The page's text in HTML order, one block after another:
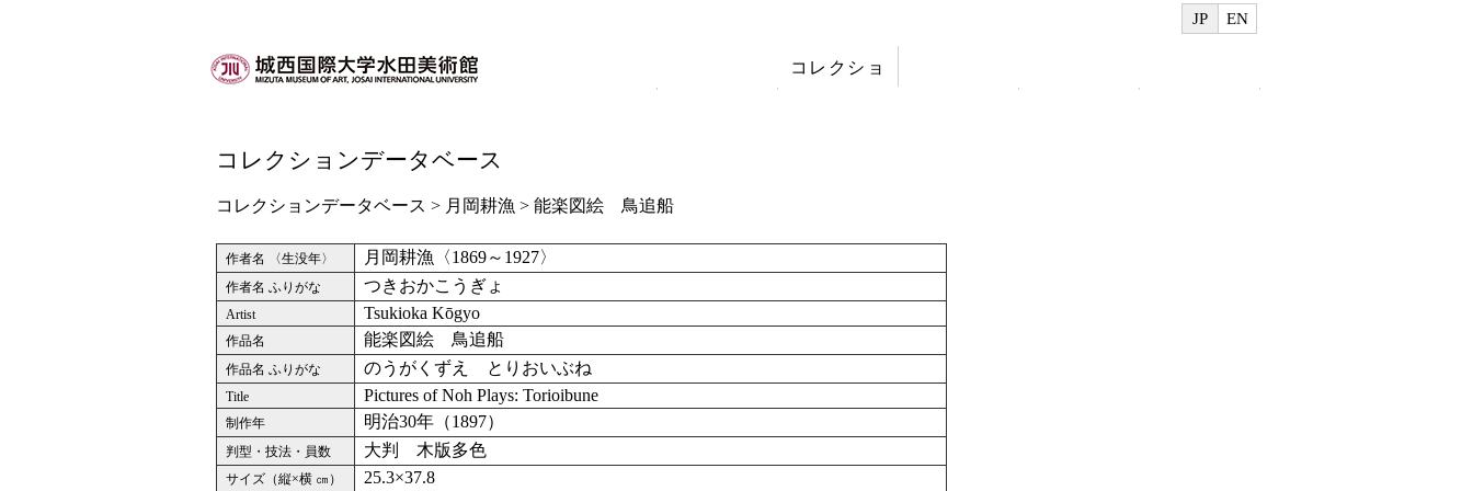
EN
JP
コレクションデータベース
コレクションデータベース > 月岡耕漁 > 能楽図絵 鳥追船
作者名 〈生没年〉 月岡耕漁〈1869～1927〉
作者名 ふりがな つきおかこうぎょ
Artist Tsukioka Kōgyo
作品名 能楽図絵 鳥追船
作品名 ふりがな のうがくずえ とりおいぶね
Title Pictures of Noh Plays: Torioibune
制作年 明治30年（1897）
判型・技法・員数 大判 木版多色
サイズ（縦×横 ㎝） 25.3×37.8
コレクショ